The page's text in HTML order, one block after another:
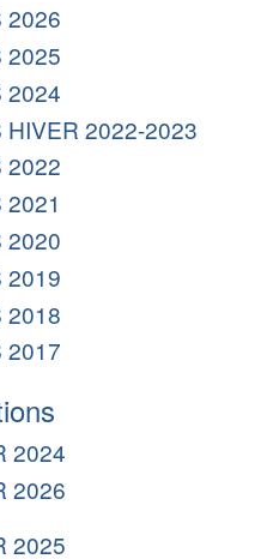
2026
2025
2024
HIVER 2022-2023
2022
2020
2019
2018
2017
2024
2026
2025